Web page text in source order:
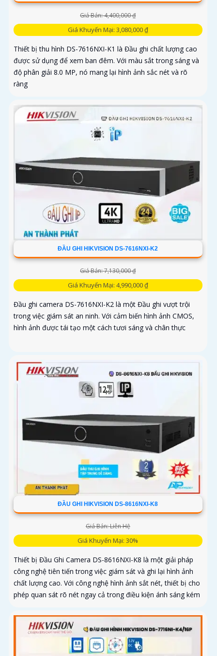
Giá Bán: 4,400,000 ₫
Giá Khuyến Mại: 3,080,000 ₫
Thiết bị thu hình DS-7616NXI-K1 là Đầu ghi chất lượng cao
được sử dụng để xem ban đêm. Với màu sắt trong sáng và
độ phân giải 8.0 MP, nó mang lại hình ảnh sắc nét và rõ
ràng
ĐẦU GHI HIKVISION DS-7616NXI-K2
Giá Bán: 7,130,000 ₫
Giá Khuyến Mại: 4,990,000 ₫
Đầu ghi camera DS-7616NXI-K2 là một Đầu ghi vượt trội
trong việc giám sát an ninh. Với cảm biến hình ảnh CMOS,
hình ảnh được tái tạo một cách tươi sáng và chân thực
ĐẦU GHI HIKVISION DS-8616NXI-K8
Giá Bán: Liên Hệ
Giá Khuyến Mại: 30%
Thiết bị Đầu Ghi Camera DS-8616NXI-K8 là một giải pháp
công nghệ tiên tiến trong việc giám sát và ghi lại hình ảnh
chất lượng cao. Với công nghệ hình ảnh sắt nét, thiết bị cho
phép quan sát rõ nét ngay cả trong điều kiện ánh sáng kém